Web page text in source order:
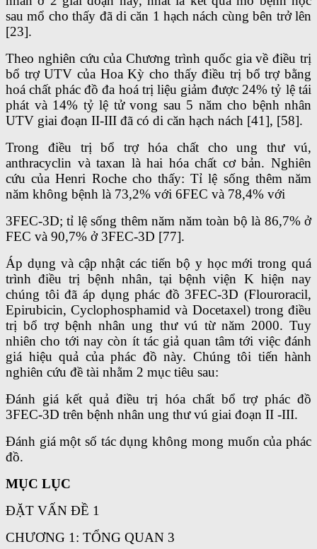
sau mổ cho thấy đã di căn 1 hạch nách cùng bên trở lên
[23].
Theo nghiên cứu của Chương trình quốc gia về điều trị
bổ trợ UTV của Hoa Kỳ cho thấy điều trị bổ trợ bằng
hoá chất phác đồ đa hoá trị liệu giảm được 24% tỷ lệ tái
phát và 14% tỷ lệ tử vong sau 5 năm cho bệnh nhân
UTV giai đoạn II-III đã có di căn hạch nách [41], [58].
Trong điều trị bổ trợ hóa chất cho ung thư vú,
anthracyclin và taxan là hai hóa chất cơ bản. Nghiên
cứu của Henri Roche cho thấy: Tỉ lệ sống thêm năm
năm không bệnh là 73,2% với 6FEC và 78,4% với
3FEC-3D; tỉ lệ sống thêm năm năm toàn bộ là 86,7% ở
FEC và 90,7% ở 3FEC-3D [77].
Áp dụng và cập nhật các tiến bộ y học mới trong quá
trình điều trị bệnh nhân, tại bệnh viện K hiện nay
chúng tôi đã áp dụng phác đồ 3FEC-3D (Flouroracil,
Epirubicin, Cyclophosphamid và Docetaxel) trong điều
trị bổ trợ bệnh nhân ung thư vú từ năm 2000. Tuy
nhiên cho tới nay còn ít tác giả quan tâm tới việc đánh
giá hiệu quả của phác đồ này. Chúng tôi tiến hành
nghiên cứu đề tài nhằm 2 mục tiêu sau:
Đánh giá kết quả điều trị hóa chất bổ trợ phác đồ
3FEC-3D trên bệnh nhân ung thư vú giai đoạn II -III.
Đánh giá một số tác dụng không mong muốn của phác
đồ.
MỤC LỤC
ĐẶT VẤN ĐỀ 1
CHƯƠNG 1: TỔNG QUAN 3